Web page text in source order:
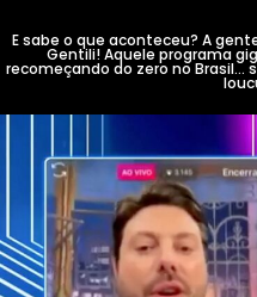
E sabe o que aconteceu? A
Gentili! Aquele programa
recomeçando do zero no Brasil...